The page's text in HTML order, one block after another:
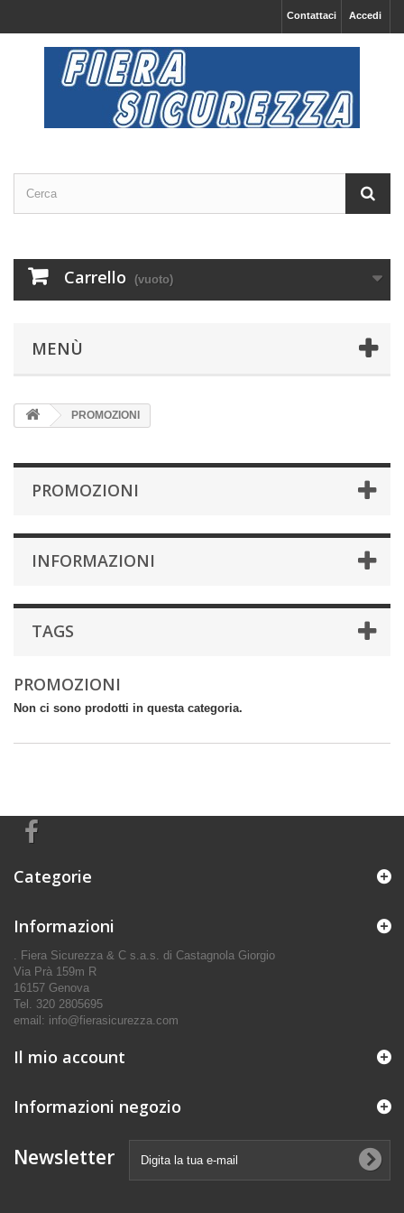
Accedi
Contattaci
Carrello (vuoto)
MENÙ
PROMOZIONI
PROMOZIONI
INFORMAZIONI
TAGS
PROMOZIONI
Non ci sono prodotti in questa categoria.
Categorie
Informazioni
. Fiera Sicurezza & C s.a.s. di Castagnola Giorgio
Via Prà 159m R
16157 Genova
Tel. 320 2805695
email: info@fierasicurezza.com
Il mio account
Informazioni negozio
Newsletter